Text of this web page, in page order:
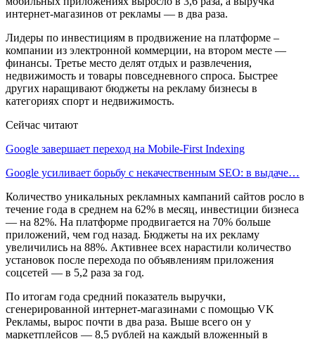
интернет-магазинов от рекламы — в два раза.
Лидеры по инвестициям в продвижение на платформе –
компании из электронной коммерции, на втором месте —
финансы. Третье место делят отдых и развлечения,
недвижимость и товары повседневного спроса. Быстрее
других наращивают бюджеты на рекламу бизнесы в
категориях спорт и недвижимость.
Сейчас читают
Google завершает переход на Mobile-First Indexing
Google усиливает борьбу с некачественным SEO: в выдаче…
Количество уникальных рекламных кампаний сайтов росло в
течение года в среднем на 62% в месяц, инвестиции бизнеса
— на 82%. На платформе продвигается на 70% больше
приложений, чем год назад. Бюджеты на их рекламу
увеличились на 88%. Активнее всех нарастили количество
установок после перехода по объявлениям приложения
соцсетей — в 5,2 раза за год.
По итогам года средний показатель выручки,
сгенерированной интернет-магазинами с помощью VK
Рекламы, вырос почти в два раза. Выше всего он у
маркетплейсов — 8,5 рублей на каждый вложенный в